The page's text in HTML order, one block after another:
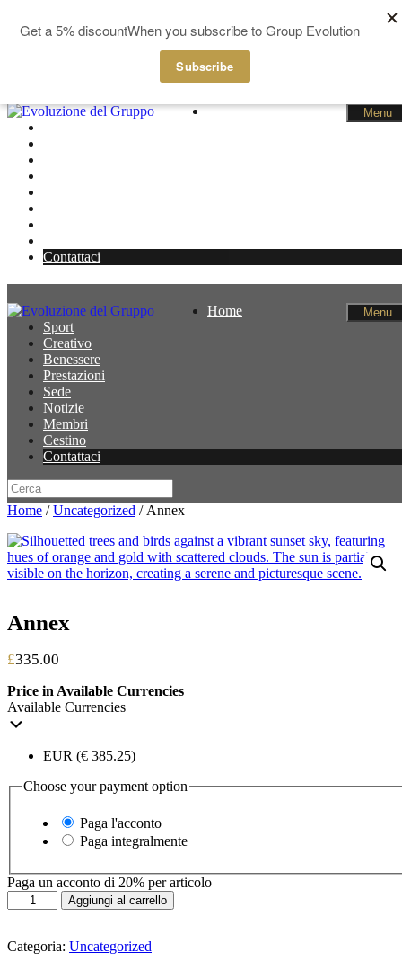
GBP
Menu
Home
Contattaci
Menu
Home
Sport
Creativo
Benessere
Prestazioni
Sede
Notizie
Membri
Cestino
Contattaci
Home /Uncategorized / Annex
Annex
£335.00
Price in Available Currencies
Available Currencies
EUR (€ 385.25)
Choose your payment option
Paga l'acconto
Paga integralmente
Paga un acconto di 20% per articolo
Annex
quantità
Aggiungi al carrello
Categoria: Uncategorized